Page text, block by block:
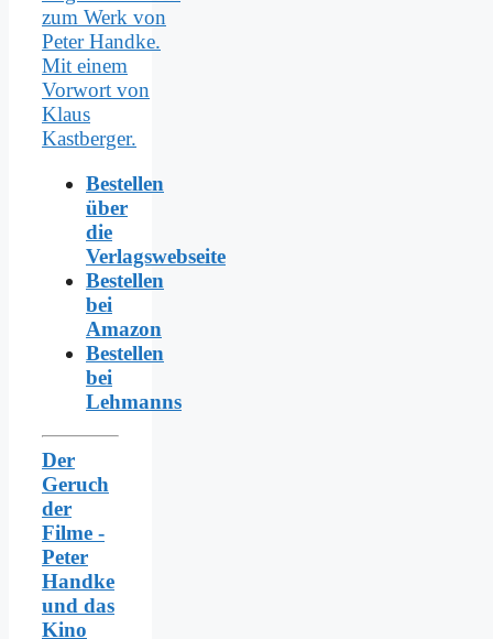
Bestellen
über
die
Verlagswebseite
Bestellen
bei
Amazon
Bestellen
bei
Lehmanns
Der
Geruch
der
Filme -
Peter
Handke
und das
Kino